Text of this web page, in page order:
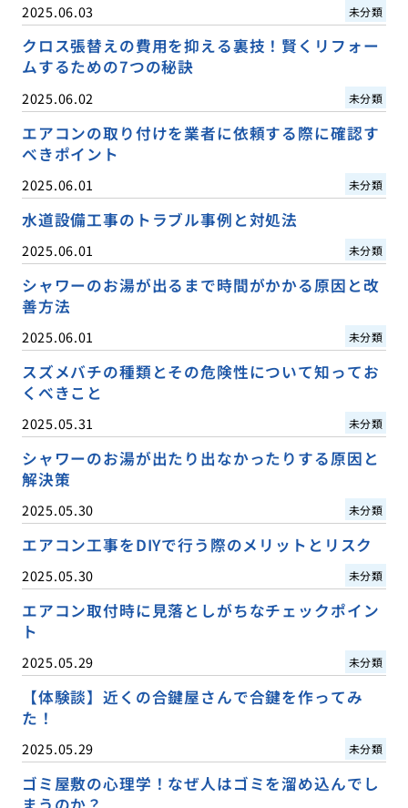
2025.06.03 未分類
クロス張替えの費用を抑える裏技！賢くリフォー
ムするための7つの秘訣
2025.06.02 未分類
エアコンの取り付けを業者に依頼する際に確認す
べきポイント
2025.06.01 未分類
水道設備工事のトラブル事例と対処法
2025.06.01 未分類
シャワーのお湯が出るまで時間がかかる原因と改
善方法
2025.06.01 未分類
スズメバチの種類とその危険性について知ってお
くべきこと
2025.05.31 未分類
シャワーのお湯が出たり出なかったりする原因と
解決策
2025.05.30 未分類
エアコン工事をDIYで行う際のメリットとリスク
2025.05.30 未分類
エアコン取付時に見落としがちなチェックポイン
ト
2025.05.29 未分類
【体験談】近くの合鍵屋さんで合鍵を作ってみ
た！
2025.05.29 未分類
ゴミ屋敷の心理学！なぜ人はゴミを溜め込んでし